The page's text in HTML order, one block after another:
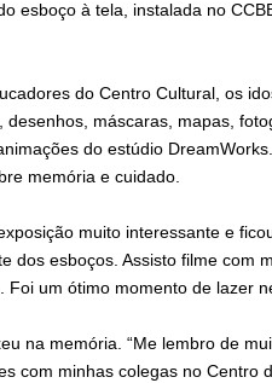
esboço à tela, instalada no
do Centro Cultural, os
máscaras, mapas,
do estúdio
memória e cuidado.
muito interessante e
dos esboços. Assisto filme com
um ótimo momento de lazer
na memória. “Me lembro de
com minhas colegas no Centro